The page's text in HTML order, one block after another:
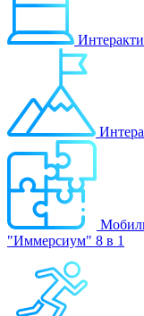
"Иммерсиум" 8 в 1